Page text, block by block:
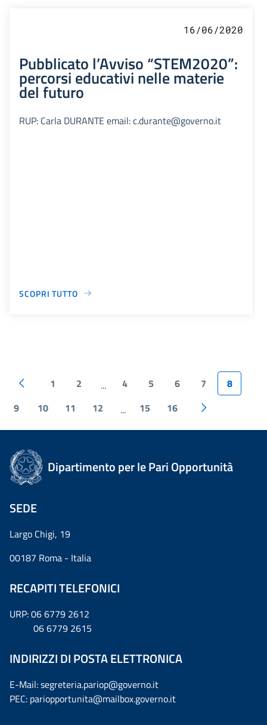
16/06/2020
Pubblicato l’Avviso “STEM2020”:
percorsi educativi nelle materie
del futuro
RUP: Carla DURANTE email: c.durante@governo.it
SCOPRI TUTTO
1 2 ... 4 5 6 7
8
9
10 11 12 ... 15 16
Dipartimento per le Pari Opportunità
SEDE
Largo Chigi, 19
00187 Roma - Italia
RECAPITI TELEFONICI
URP: 06 6779 2612
06 6779 2615
INDIRIZZI DI POSTA ELETTRONICA
E-Mail: segreteria.pariop@governo.it
PEC: pariopportunita@mailbox.governo.it